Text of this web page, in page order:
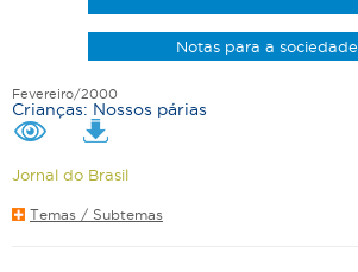
Notas para a sociedade
Fevereiro/2000
Crianças: Nossos párias
Jornal do Brasil
Temas / Subtemas